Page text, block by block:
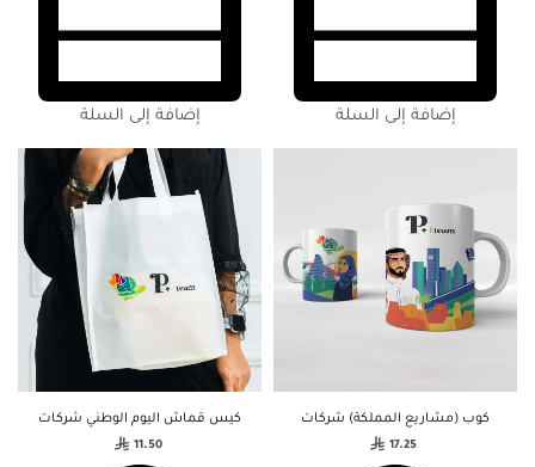
إضافة إلى السلة إضافة إلى السلة
كوب (مشاريع المملكة) شركات
17.25
كيس قماش اليوم الوطني شركات
11.50